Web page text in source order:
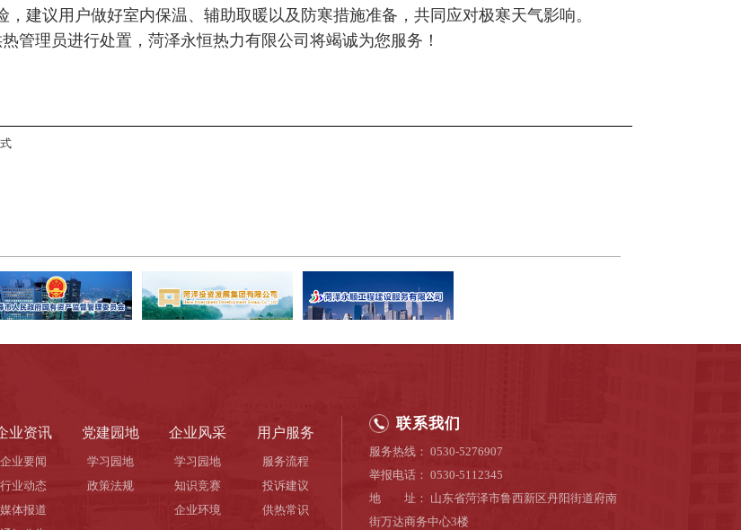
建议用户做好室内保温、辅助取暖以及防寒措施准备，共同应对极寒天气影响。
管理员进行处置，菏泽永恒热力有限公司将竭诚为您服务！
业资讯
企业要闻
行业动态
媒体报道
党建园地
学习园地
政策法规
企业风采
学习园地
知识竞赛
企业环境
用户服务
服务流程
投诉建议
供热常识
联系我们
服务热线： 0530-5276907
举报电话： 0530-5112345
地 址： 山东省菏泽市鲁西新区丹阳街道府南
街万达商务中心3楼